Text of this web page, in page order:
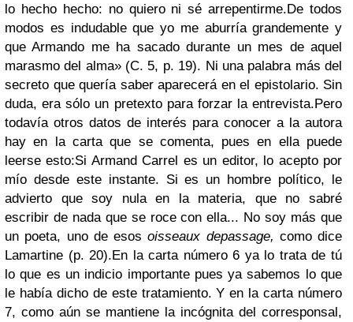
lo hecho hecho: no quiero ni sé arrepentirme.De todos
modos es indudable que yo me aburría grandemente y
que Armando me ha sacado durante un mes de aquel
marasmo del alma» (C. 5, p. 19). Ni una palabra más del
secreto que quería saber aparecerá en el epistolario. Sin
duda, era sólo un pretexto para forzar la entrevista.Pero
todavía otros datos de interés para conocer a la autora
hay en la carta que se comenta, pues en ella puede
leerse esto:Si Armand Carrel es un editor, lo acepto por
mío desde este instante. Si es un hombre político, le
advierto que soy nula en la materia, que no sabré
escribir de nada que se roce con ella... No soy más que
un poeta, uno de esosoisseaux depassage, como dice
Lamartine (p. 20).En la carta número 6 ya lo trata de tú
lo que es un indicio importante pues ya sabemos lo que
le había dicho de este tratamiento. Y en la carta número
7, como aún se mantiene la incógnita del corresponsal,